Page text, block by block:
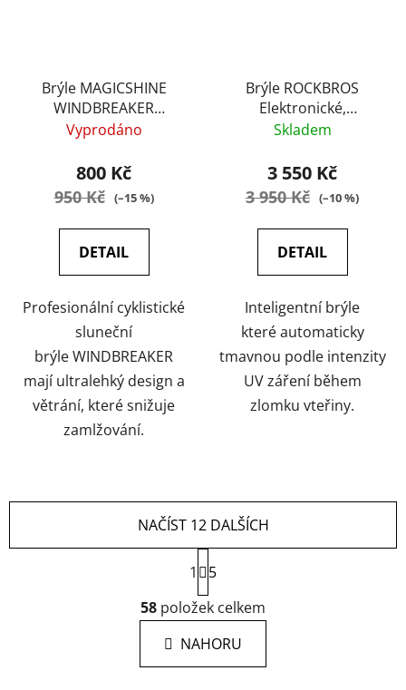
Brýle MAGICSHINE
WINDBREAKER
Polarizační,
Vyprodáno
800 Kč
950 Kč (–15 %)
DETAIL
Profesionální cyklistické
sluneční
brýle WINDBREAKER
mají ultralehký design a
větrání, které snižuje
zamlžování.
Brýle ROCKBROS
Elektronické,
fotochromatické,
Skladem
3 550 Kč
3 950 Kč (–10 %)
DETAIL
Inteligentní brýle
které automaticky
tmavnou podle intenzity
UV záření během
zlomku vteřiny.
O
v
l
á
d
NAČÍST 12 DALŠÍCH
S
t
r
á
n
k
1
5
58 položek celkem
NAHORU